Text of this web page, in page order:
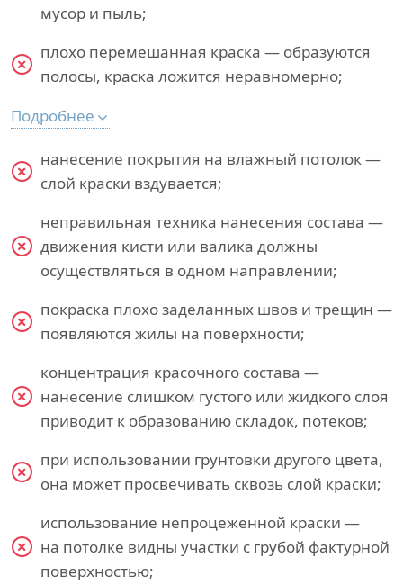
мусор и пыль;
плохо перемешанная краска — образуются
полосы, краска ложится неравномерно;
Подробнее
нанесение покрытия на влажный потолок —
слой краски вздувается;
неправильная техника нанесения состава —
движения кисти или валика должны
осуществляться в одном направлении;
покраска плохо заделанных швов и трещин —
появляются жилы на поверхности;
концентрация красочного состава —
нанесение слишком густого или жидкого слоя
приводит к образованию складок, потеков;
при использовании грунтовки другого цвета,
она может просвечивать сквозь слой краски;
использование непроцеженной краски —
на потолке видны участки с грубой фактурной
поверхностью;